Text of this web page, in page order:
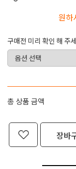
원하
구매전 미리 확인 해 주
총 상품 금액
장바